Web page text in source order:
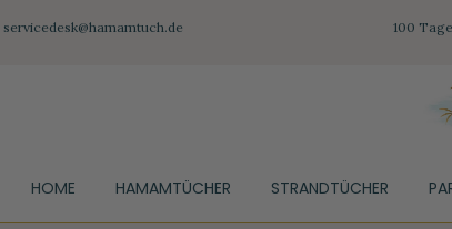
servicedesk@hamamtuch.de 100
HOME HAMAMTÜCHER STRANDTÜCHER